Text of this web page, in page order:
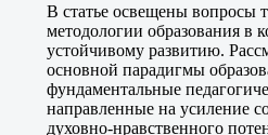
В статье освещены вопросы
методологии образования в
устойчивому развитию.
основной парадигмы
фундаментальные
направленные на усиление
духовно-нравственного